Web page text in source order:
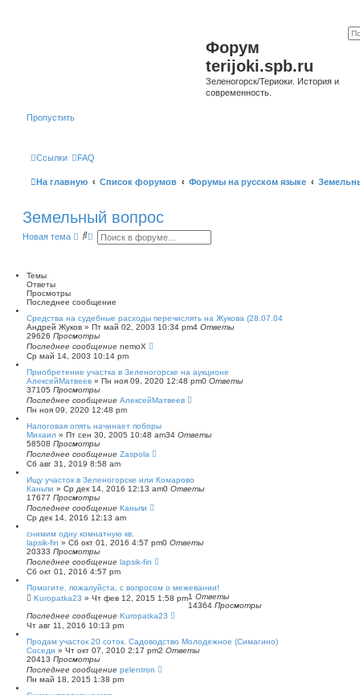
Форум
terijoki.spb.ru
Зеленогорск/Териоки. История и
современность.
Пропустить
Ссылки FAQ
На главную Список форумов Форумы на русском языке
Земельный вопрос
Новая тема
П Р
н
ы
й
п
о
и
с
к
Темы
Ответы
Просмотры
Последнее сообщение
Средства на судебные расходы перечислять на Жукова (28.07.04
Андрей Жуков » Пт май 02, 2003 10:34 pm4 Ответы
29626 Просмотры
Последнее сообщение nemoX
Ср май 14, 2003 10:14 pm
Приобретение участка в Зеленогорске на аукционе
АлексейМатвеев » Пн ноя 09, 2020 12:48 pm0 Ответы
37105 Просмотры
Последнее сообщение АлексейМатвеев
Пн ноя 09, 2020 12:48 pm
Налоговая опять начинает поборы
Михаил » Пт сен 30, 2005 10:48 am34 Ответы
58508 Просмотры
Последнее сообщение Zaspola
Сб авг 31, 2019 8:58 am
Ищу участок в Зеленогорске или Комарово
Каньпи » Ср дек 14, 2016 12:13 am0 Ответы
17677 Просмотры
Последнее сообщение Каньпи
Ср дек 14, 2016 12:13 am
снимим одну комнатную кв.
lapsik-fin » Сб окт 01, 2016 4:57 pm0 Ответы
20333 Просмотры
Последнее сообщение lapsik-fin
Сб окт 01, 2016 4:57 pm
Помогите, пожалуйста, с вопросом о межевании!
Kuropatka23 » Чт фев 12, 2015 1:58 pm1 Ответы
14364 Просмотры
Последнее сообщение Kuropatka23
Чт авг 11, 2016 10:13 pm
Продам участок 20 соток. Садоводство Молодежное (Симагино)
Соседи » Чт окт 07, 2010 2:17 pm2 Ответы
20413 Просмотры
Последнее сообщение pelentron
Пн май 18, 2015 1:38 pm